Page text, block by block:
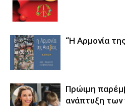
“Η Αρμονία
Πρώιμη
ανάπτυξη των